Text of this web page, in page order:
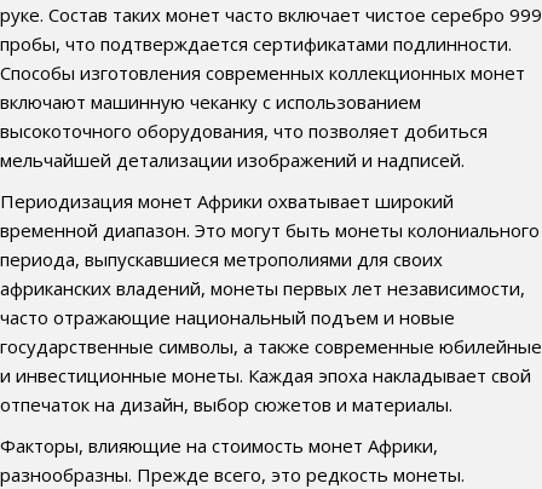
руке. Состав таких монет часто включает чистое серебро 999
пробы, что подтверждается сертификатами подлинности.
Способы изготовления современных коллекционных монет
включают машинную чеканку с использованием
высокоточного оборудования, что позволяет добиться
мельчайшей детализации изображений и надписей.
Периодизация монет Африки охватывает широкий
временной диапазон. Это могут быть монеты колониального
периода, выпускавшиеся метрополиями для своих
африканских владений, монеты первых лет независимости,
часто отражающие национальный подъем и новые
государственные символы, а также современные юбилейные
и инвестиционные монеты. Каждая эпоха накладывает свой
отпечаток на дизайн, выбор сюжетов и материалы.
Факторы, влияющие на стоимость монет Африки,
разнообразны. Прежде всего, это редкость монеты.